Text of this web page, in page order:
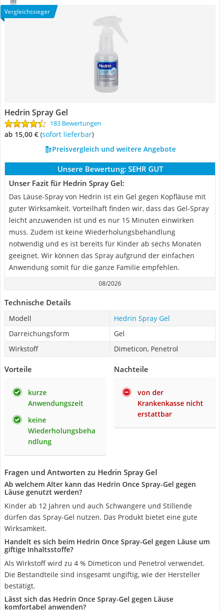
Vergleichssieger
Hedrin Spray Gel
183 Bewertungen
ab 15,00 € ( Sofort lieferbar)
Preisvergleich und weitere Angebote
Unsere Bewertung: SEHR GUT
Unser Fazit für Hedrin Spray Gel:
Das Läuse-Spray von Hedrin ist ein Gel gegen Kopfläuse mit
guter Wirksamkeit. Vorteilhaft finden wir, dass das Gel-Spray
leicht anzuwenden ist und es nur 15 Minuten einwirken
muss. Zudem ist keine Wiederholungsbehandlung
notwendig und es ist bereits für Kinder ab sechs Monaten
geeignet. Wir können das Spray aufgrund der einfachen
Anwendung somit für die ganze Familie empfehlen.
08/2026
Technische Details
Modell
Hedrin Spray Gel
Darreichungsform
Gel
Wirkstoff
Dimeticon, Penetrol
Vorteile
kurze
Anwendungszeit
keine
Wiederholungsbeha
ndlung
Nachteile
von der
Krankenkasse nicht
erstattbar
Fragen und Antworten zu Hedrin Spray Gel
Ab welchem Alter kann das Hedrin Once Spray-Gel gegen
Läuse genutzt werden?
Kinder ab 12 Jahren und auch Schwangere und Stillende
dürfen das Spray-Gel nutzen. Das Produkt bietet eine gute
Wirksamkeit.
Handelt es sich beim Hedrin Once Spray-Gel gegen Läuse um
giftige Inhaltsstoffe?
Als Wirkstoff wird zu 4 % Dimeticon und Penetrol verwendet.
Die Bestandteile sind insgesamt ungiftig, wie der Hersteller
bestätigt.
Lässt sich das Hedrin Once Spray-Gel gegen Läuse
komfortabel anwenden?